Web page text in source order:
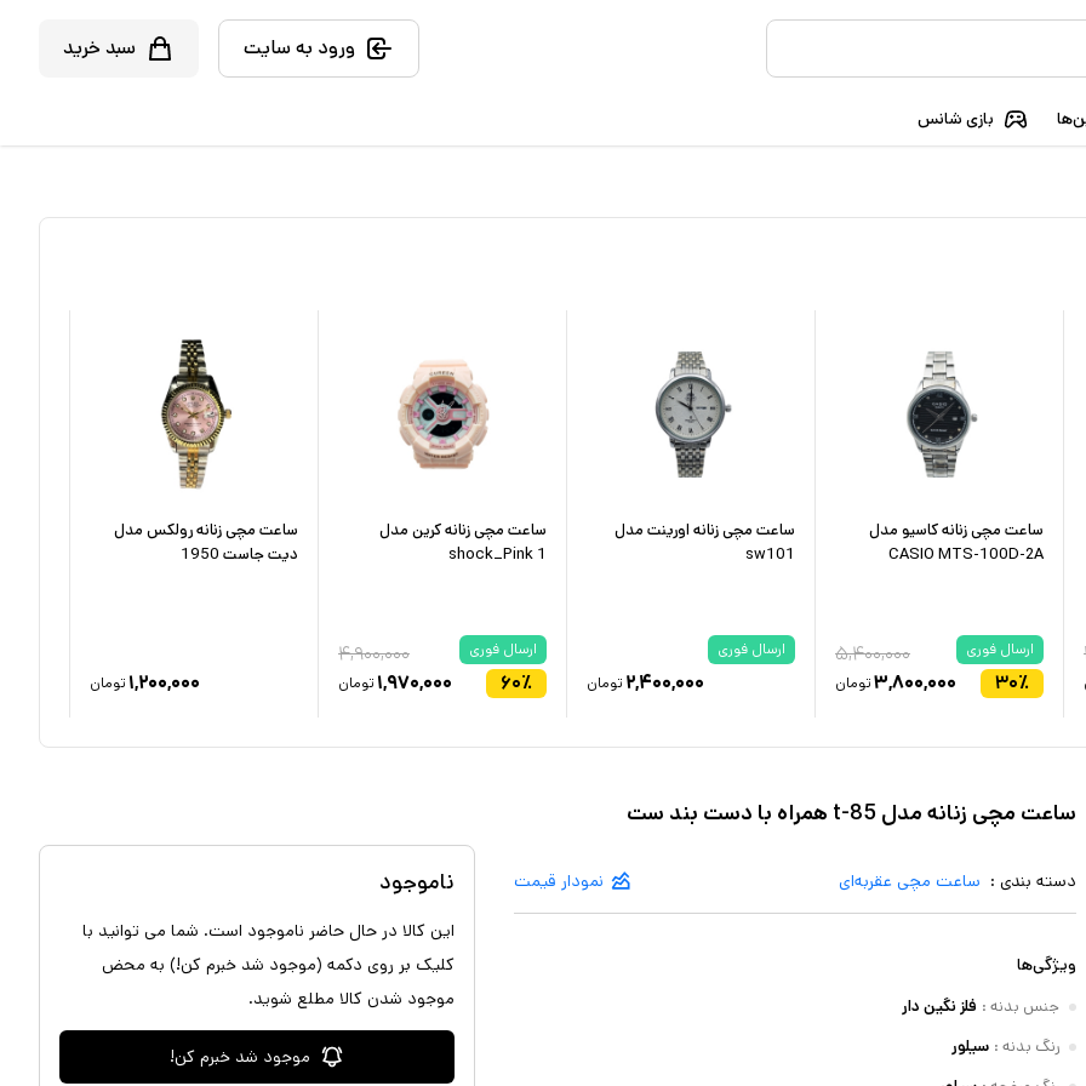
ورود به سایت سبد خرید
بازی شانس
ساعت مچی زنانه کاسیو مدل
CASIO MTS-100D-2A
ارسال فوری
۳۰٪
۵,۴۰۰,۰۰۰
۳,۸۰۰,۰۰۰تومان
ساعت مچی زنانه اورینت مدل
sw101
ارسال فوری
۲,۴۰۰,۰۰۰ تومان
ساعت مچی زنانه کرین مدل
shock_Pink 1
ارسال فوری
۶۰٪
۴,۹۰۰,۰۰۰
۱,۹۷۰,۰۰۰ تومان
ساعت مچی زنانه رولکس مدل
دیت جاست 1950
۱,۲۰۰,۰۰۰ تومان
ساعت مچی زنانه مدل t-85 همراه با دست بند ست
دسته بندی : ساعت مچی عقربه‌ای نمودار قیمت
ویژگی‌ها
جنس بدنه : فلز نگین دار
رنگ بدنه : سیلور
ناموجود
این کالا در حال حاضر ناموجود است. شما می توانید با
کلیک بر روی دکمه (موجود شد خبرم کن!) به محض
موجود شدن کالا مطلع شوید.
موجود شد خبرم کن!